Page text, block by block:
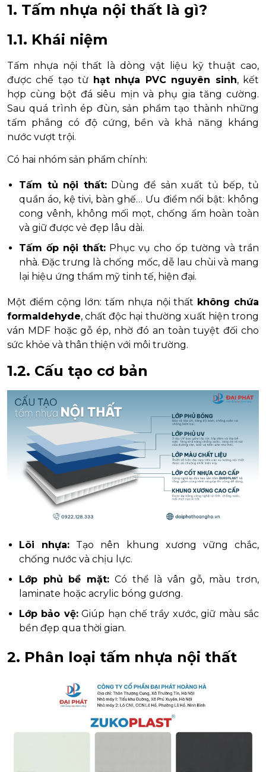
1. Tấm nhựa nội thất là gì?
1.1. Khái niệm
Tấm nhựa nội thất là dòng vật liệu kỹ thuật cao,
được chế tạo từ hạt nhựa PVC nguyên sinh, kết
hợp cùng bột đá siêu mịn và phụ gia tăng cường.
Sau quá trình ép đùn, sản phẩm tạo thành những
tấm phẳng có độ cứng, bền và khả năng kháng
nước vượt trội.
Có hai nhóm sản phẩm chính:
Tấm tủ nội thất:Dùng để sản xuất tủ bếp, tủ
quần áo, kệ tivi, bàn ghế… Ưu điểm nổi bật: không
cong vênh, không mối mọt, chống ẩm hoàn toàn
và giữ được vẻ đẹp lâu dài.
Tấm ốp nội thất: Phục vụ cho ốp tường và trần
nhà. Đặc trưng là chống mốc, dễ lau chùi và mang
lại hiệu ứng thẩm mỹ tinh tế, hiện đại.
Một điểm cộng lớn: tấm nhựa nội thất không chứa
formaldehyde, chất độc hại thường xuất hiện trong
ván MDF hoặc gỗ ép, nhờ đó an toàn tuyệt đối cho
sức khỏe và thân thiện với môi trường.
1.2. Cấu tạo cơ bản
Lõi nhựa: Tạo nên khung xương vững chắc,
chống nước và chịu lực.
Lớp phủ bề mặt: Có thể là vân gỗ, màu trơn,
laminate hoặc acrylic bóng gương.
Lớp bảo vệ:Giúp hạn chế trầy xước, giữ màu sắc
bền đẹp qua thời gian.
2. Phân loại tấm nhựa nội thất